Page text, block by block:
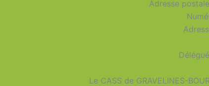
Adresse
Le CASS de GRAVELINES-